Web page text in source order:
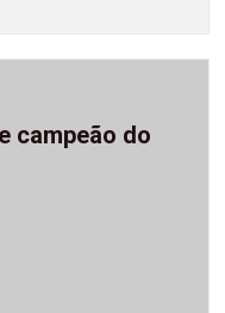
campeão do